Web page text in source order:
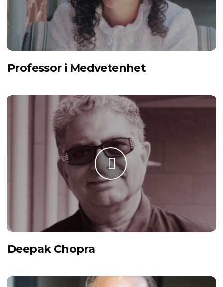
Professor i Medvetenhet
Deepak Chopra